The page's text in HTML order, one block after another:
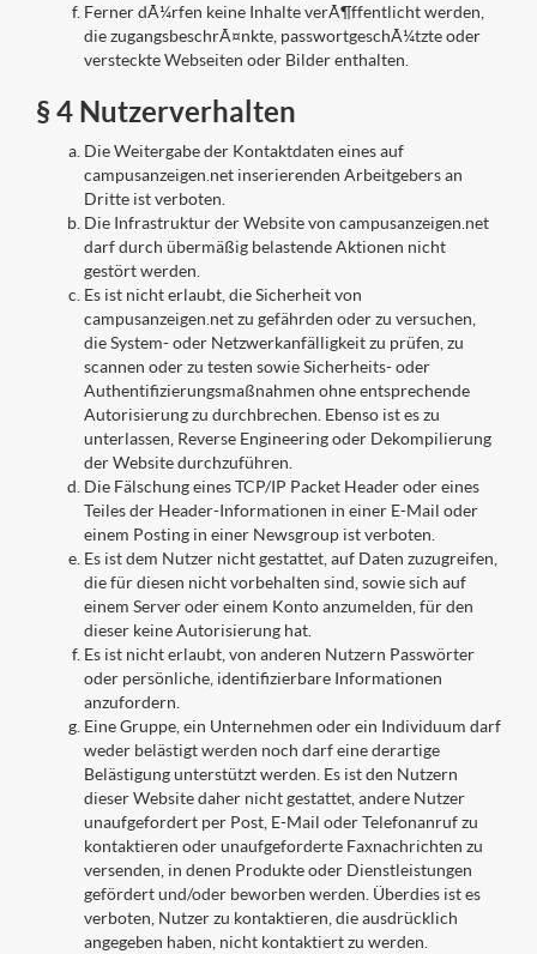
Ferner dÃ¼rfen keine Inhalte verÃ¶ffentlicht werden,
die zugangsbeschrÃ¤nkte, passwortgeschÃ¼tzte oder
versteckte Webseiten oder Bilder enthalten.
§ 4 Nutzerverhalten
Die Weitergabe der Kontaktdaten eines auf
campusanzeigen.net inserierenden Arbeitgebers an
Dritte ist verboten.
Die Infrastruktur der Website von campusanzeigen.net
darf durch übermäßig belastende Aktionen nicht
gestört werden.
Es ist nicht erlaubt, die Sicherheit von
campusanzeigen.net zu gefährden oder zu versuchen,
die System- oder Netzwerkanfälligkeit zu prüfen, zu
scannen oder zu testen sowie Sicherheits- oder
Authentifizierungsmaßnahmen ohne entsprechende
Autorisierung zu durchbrechen. Ebenso ist es zu
unterlassen, Reverse Engineering oder Dekompilierung
der Website durchzuführen.
Die Fälschung eines TCP/IP Packet Header oder eines
Teiles der Header-Informationen in einer E-Mail oder
einem Posting in einer Newsgroup ist verboten.
Es ist dem Nutzer nicht gestattet, auf Daten zuzugreifen,
die für diesen nicht vorbehalten sind, sowie sich auf
einem Server oder einem Konto anzumelden, für den
dieser keine Autorisierung hat.
Es ist nicht erlaubt, von anderen Nutzern Passwörter
oder persönliche, identifizierbare Informationen
anzufordern.
Eine Gruppe, ein Unternehmen oder ein Individuum darf
weder belästigt werden noch darf eine derartige
Belästigung unterstützt werden. Es ist den Nutzern
dieser Website daher nicht gestattet, andere Nutzer
unaufgefordert per Post, E-Mail oder Telefonanruf zu
kontaktieren oder unaufgeforderte Faxnachrichten zu
versenden, in denen Produkte oder Dienstleistungen
gefördert und/oder beworben werden. Überdies ist es
verboten, Nutzer zu kontaktieren, die ausdrücklich
angegeben haben, nicht kontaktiert zu werden.